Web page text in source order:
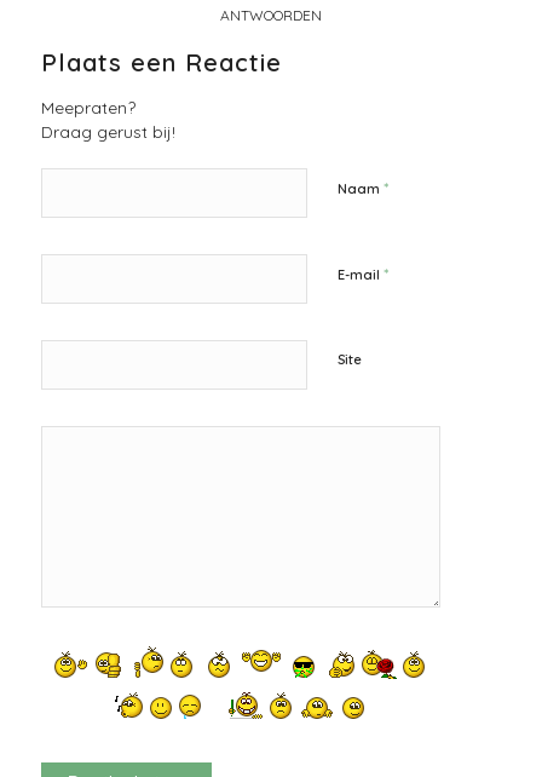
ANTWOORDEN
Plaats een Reactie
Meepraten?
Draag gerust bij!
Naam *
E-mail *
Site